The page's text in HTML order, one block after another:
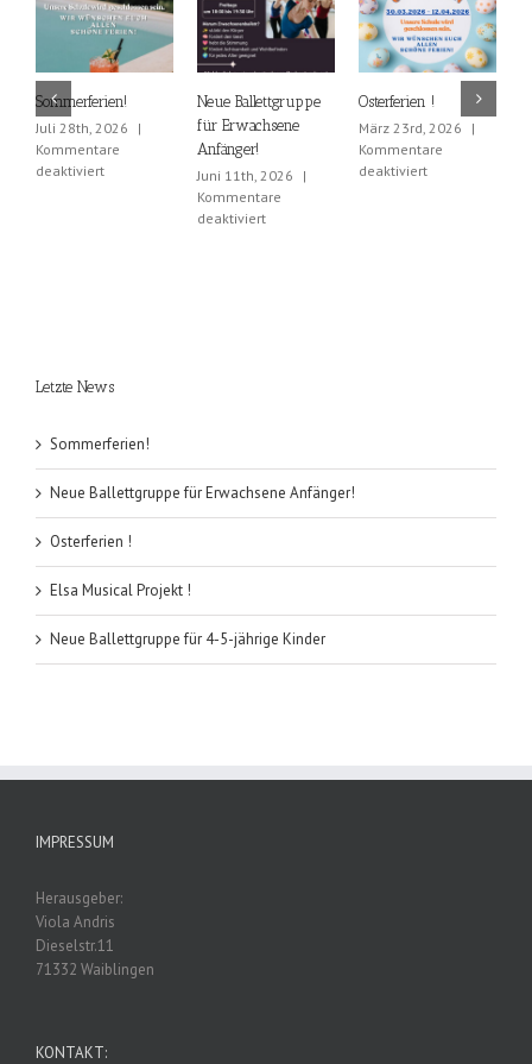
Sommerferien!
Juli 28th, 2026
|
Kommentare
deaktiviertfür
Sommerferien!
Neue Ballettgruppe
für Erwachsene
Anfänger!
Juni 11th, 2026
|
Kommentare
deaktiviertfür
Osterferien !
März 23rd, 2026
|
Kommentare
deaktiviertfür
Letzte News
Sommerferien!
Neue Ballettgruppe für Erwachsene Anfänger!
Osterferien !
Elsa Musical Projekt !
Neue Ballettgruppe für 4-5-jährige Kinder
IMPRESSUM
Herausgeber:
Viola Andris
Dieselstr.11
71332 Waiblingen
KONTAKT: